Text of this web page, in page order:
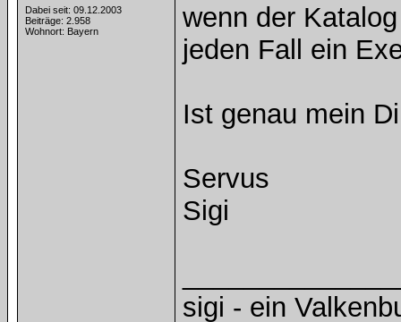
Dabei seit: 09.12.2003
Beiträge: 2.958
Wohnort: Bayern
wenn der
jeden Fall ein
Ist genau mein
Servus
Sigi
sigi - ein